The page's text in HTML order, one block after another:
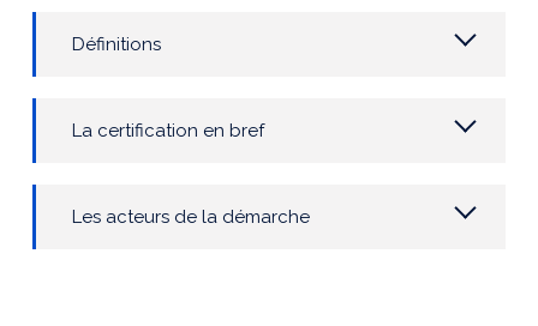
Définitions
La certification en bref
Les acteurs de la démarche